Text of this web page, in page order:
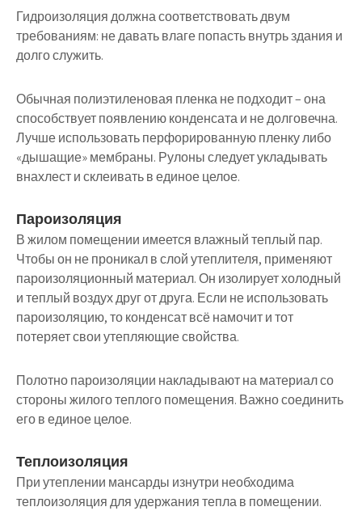
Гидроизоляция должна соответствовать двум
требованиям: не давать влаге попасть внутрь здания и
долго служить.
Обычная полиэтиленовая пленка не подходит – она
способствует появлению конденсата и не долговечна.
Лучше использовать перфорированную пленку либо
«дышащие» мембраны. Рулоны следует укладывать
внахлест и склеивать в единое целое.
Пароизоляция
В жилом помещении имеется влажный теплый пар.
Чтобы он не проникал в слой утеплителя, применяют
пароизоляционный материал. Он изолирует холодный
и теплый воздух друг от друга. Если не использовать
пароизоляцию, то конденсат всё намочит и тот
потеряет свои утепляющие свойства.
Полотно пароизоляции накладывают на материал со
стороны жилого теплого помещения. Важно соединить
его в единое целое.
Теплоизоляция
При утеплении мансарды изнутри необходима
теплоизоляция для удержания тепла в помещении.